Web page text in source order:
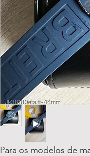
Para os modelos de